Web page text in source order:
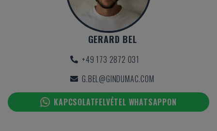
GERARD BEL
+49 173 2872 031
G.BEL@GINDUMAC.COM
KAPCSOLATFELVÉTEL WHATSAPPON